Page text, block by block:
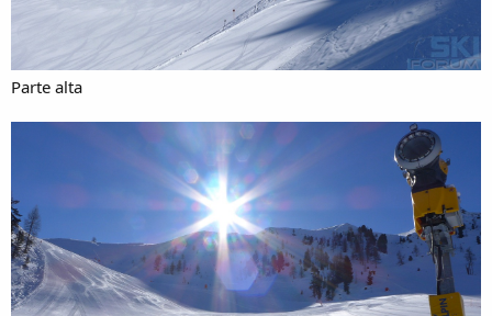
Parte alta